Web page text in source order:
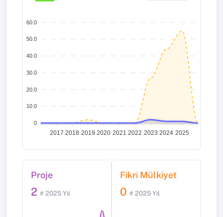
60.0
50.0
40.0
30.0
20.0
10.0
0
2017 2018 2019 2020 2021 2022 2023 2024 2025
Proje
2 # 2025 Yıl
Fikri Mülkiyet
0 # 2025 Yıl